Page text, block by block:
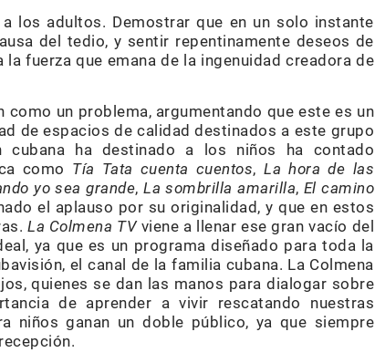
los adultos. Demostrar que en un solo instante
del tedio, y sentir repentinamente deseos de
fuerza que emana de la ingenuidad creadora de
un problema, argumentando que este es un
de espacios de calidad destinados a este grupo
ha destinado a los niños ha contado
como Tía Tata cuenta cuentos,La hora de las
yo sea grande,La sombrilla amarilla, El camino
el aplauso por su originalidad, y que en estos
La Colmena TVviene a llenar ese gran vacío del
ya que es un programa diseñado para toda la
el canal de la familia cubana. La Colmena
quienes se dan las manos para dialogar sobre
de aprender a vivir rescatando nuestras
niños ganan un doble público, ya que siempre